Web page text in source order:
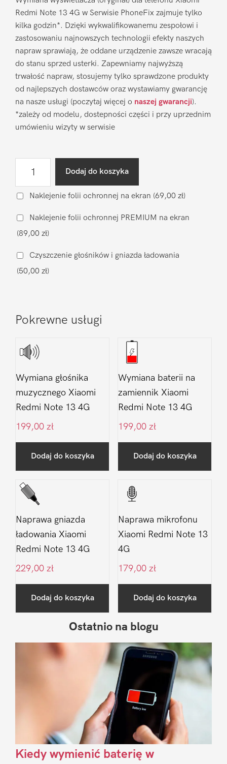
Redmi Note 13 4G w Serwisie PhoneFix zajmuje tylko
kilka godzin*. Dzięki wykwalifikowanemu zespołowi i
zastosowaniu najnowszych technologii efekty naszych
napraw sprawiają, że oddane urządzenie zawsze wracają
do stanu sprzed usterki. Zapewniamy najwyższą
trwałość napraw, stosujemy tylko sprawdzone produkty
od najlepszych dostawców oraz wystawiamy gwarancję
na nasze usługi (poczytaj więcej o naszej gwarancji).
*zależy od modelu, dostepności części i przy uprzednim
umówieniu wizyty w serwisie
wyświetlacza
Redmi
Note
13
4G
Dodaj do koszyka
Naklejenie folii ochronnej na ekran (69,00 zł)
Naklejenie folii ochronnej PREMIUM na ekran
(89,00 zł)
Czyszczenie głośników i gniazda ładowania
(50,00 zł)
Pokrewne usługi
Wymiana głośnika
muzycznego Xiaomi
Redmi Note 13 4G
199,00 zł
Dodaj do koszyka
Wymiana baterii na
zamiennik Xiaomi
Redmi Note 13 4G
199,00 zł
Dodaj do koszyka
Naprawa gniazda
ładowania Xiaomi
Redmi Note 13 4G
229,00 zł
Dodaj do koszyka
Naprawa mikrofonu
Xiaomi Redmi Note 13
4G
179,00 zł
Dodaj do koszyka
Sidebar
Ostatnio na blogu
Kiedy wymienić baterię w